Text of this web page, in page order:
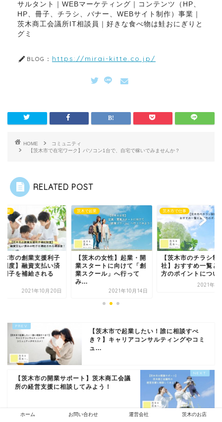
サルタント｜WEBマーケティング｜コンテンツ（HP、
HP、冊子、チラシ、バナー、WEBサイト制作）事業｜
茨木商工会議所IT相談員｜好きな食べ物は鮭おにぎりと
グミ
BLOG： https://mirai-kitte.co.jp/
HOME
コミュニティ
【茨木市で在宅ワーク】パソコン1台で、自宅で稼いでみませんか？
RELATED POST
起業
木市の創業支援利子
制度】融資支払い済
利子を補給される
2021年10月20日
茨木で起業
【茨木の女性】起業・開
業スタートに向けて「創
業スクール」へ行って
み...
2021年10月14日
茨木市で仕事
【茨木市のチラシ制
社】おすすめ一覧と
方のポイントについ
2021年11
【茨木市で起業したい！誰に相談すべ
き？】キャリアコンサルティングやコミ
ュ...
【茨木市の開業サポート】茨木商工会議
所の経営支援に相談してみよう！
ホーム お問い合わせ 運営会社 茨木のお店